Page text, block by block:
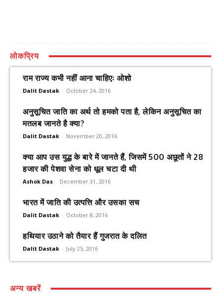
लोकप्रिय
राम राज्य कभी नहीं आना चाहिएः ओशो
Dalit Dastak - October 24, 2016
अनुसूचित जाति का अर्थ तो हमको पता है, लेकिन अनुसूचित का
मतलब जानते है क्या?
Dalit Dastak - November 20, 2016
क्या आप उस युद्ध के बारे में जानते हैं, जिसमें 500 अछूतों ने 28
हजार की पेशवा सेना को धूल चटा दी थी
Ashok Das - December 31, 2016
भारत में जाति की उत्पत्ति और उसका सच
Dalit Dastak - October 8, 2016
हथियार उठाने को तैयार हैं गुजरात के दलित
Dalit Dastak - July 25, 2016
अन्य खबरें